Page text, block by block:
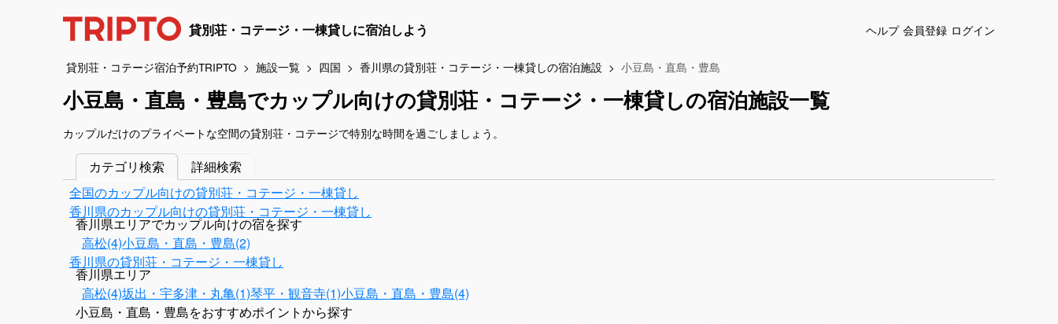
貸別荘・コテージ・一棟貸しに宿泊しよう ヘルプ 会員登録 ログイン
貸別荘・コテージ宿泊予約TRIPTO 施設一覧 四国 香川県の貸別荘・コテージ・一棟貸しの宿泊施設 小豆島・直島・豊島
小豆島・直島・豊島でカップル向けの貸別荘・コテージ・一棟貸しの宿泊施設一覧
カップルだけのプライベートな空間の貸別荘・コテージで特別な時間を過ごしましょう。
カテゴリ検索
詳細検索
全国のカップル向けの貸別荘・コテージ・一棟貸し
香川県のカップル向けの貸別荘・コテージ・一棟貸し
香川県エリアでカップル向けの宿を探す
高松(4)小豆島・直島・豊島(2)
香川県の貸別荘・コテージ・一棟貸し
香川県エリア
高松(4)坂出・宇多津・丸亀(1)琴平・観音寺(1)小豆島・直島・豊島(4)
小豆島・直島・豊島をおすすめポイントから探す